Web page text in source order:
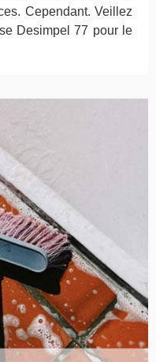
Cependant. Veillez
Desimpel 77 pour le